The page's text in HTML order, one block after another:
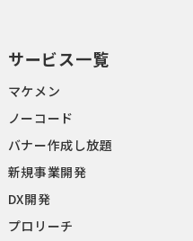
サービス⼀覧
マケメン
ノーコード
バナー作成し放題
新規事業開発
DX開発
プロリーチ